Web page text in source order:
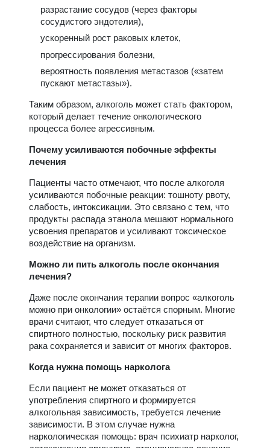
разрастание сосудов (через факторы
сосудистого эндотелия),
ускоренный рост раковых клеток,
прогрессирования болезни,
вероятность появления метастазов («затем
пускают метастазы»).
Таким образом, алкоголь может стать фактором,
который делает течение онкологического
процесса более агрессивным.
Почему усиливаются побочные эффекты
лечения
Пациенты часто отмечают, что после алкоголя
усиливаются побочные реакции: тошноту рвоту,
слабость, интоксикации. Это связано с тем, что
продукты распада этанола мешают нормального
усвоения препаратов и усиливают токсическое
воздействие на организм.
Можно ли пить алкоголь после окончания
лечения?
Даже после окончания терапии вопрос «алкоголь
можно при онкологии» остаётся спорным. Многие
врачи считают, что следует отказаться от
спиртного полностью, поскольку риск развития
рака сохраняется и зависит от многих факторов.
Когда нужна помощь нарколога
Если пациент не может отказаться от
употребления спиртного и формируется
алкогольная зависимость, требуется лечение
зависимости. В этом случае нужна
наркологическая помощь: врач психиатр нарколог,